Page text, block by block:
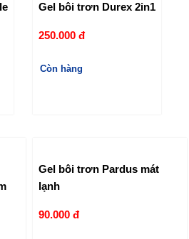
Gel bôi trơn Durex 2in1
250.000 đ
Còn hàng
Gel bôi trơn Pardus mát
lạnh
90.000 đ